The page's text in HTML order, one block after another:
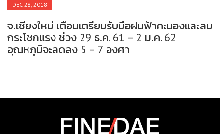
DEC 28, 2018
ผู้ว่าฯ เชียงใหม่ เปิดจุดบริการทั่วไทย กรม
ทางหลวง ช่วงเทศกาลปีใหม่ ปี 2562